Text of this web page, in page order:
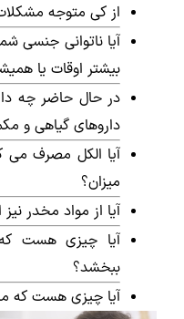
از کی متوجه
آیا ناتوانی جنسی
بیشتر اوقات یا
در حال حاضر چه
داروهای گیاهی و
آیا الکل مصرف می
میزان؟
آیا از مواد مخدر
آیا چیزی هست
ببخشد؟
آیا چیزی هست که